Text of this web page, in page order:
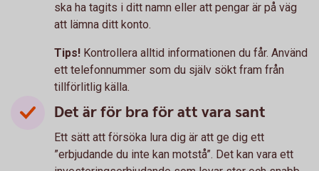
ska ha tagits i ditt namn eller att pengar är på väg
att lämna ditt konto.
Tips! Kontrollera alltid informationen du får. Använd
ett telefonnummer som du själv sökt fram från
tillförlitlig källa.
Det är för bra för att vara sant
Ett sätt att försöka lura dig är att ge dig ett
”erbjudande du inte kan motstå”. Det kan vara ett